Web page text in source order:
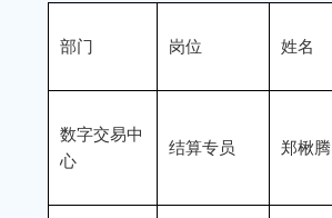
部门 岗位 姓名
数字交易中
心
结算专员 郑楸腾